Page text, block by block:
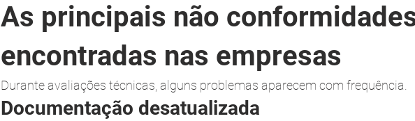
As principais não
encontradas nas empresas
Durante avaliações técnicas, alguns problemas aparecem com frequência.
Documentação desatualizada